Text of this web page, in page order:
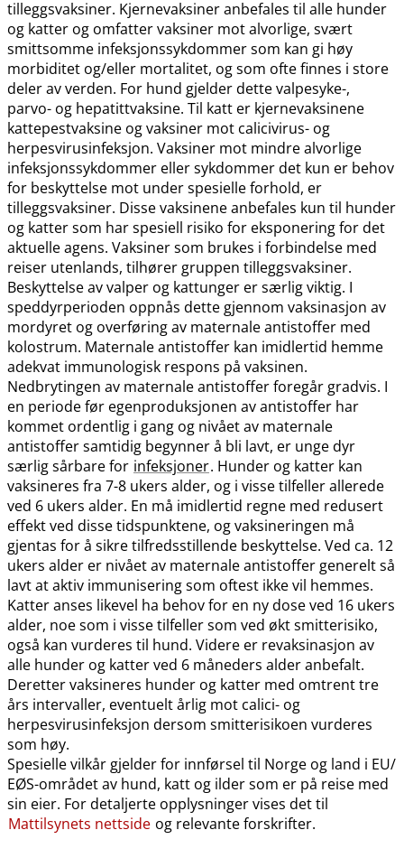
tilleggsvaksiner. Kjernevaksiner anbefales til alle hunder
og katter og omfatter vaksiner mot alvorlige, svært
smittsomme infeksjonssykdommer som kan gi høy
morbiditet og​/​eller mortalitet, og som ofte finnes i store
deler av verden. For hund gjelder dette valpesyke-,
parvo- og hepatittvaksine. Til katt er kjernevaksinene
kattepestvaksine og vaksiner mot calicivirus- og
herpesvirusinfeksjon. Vaksiner mot mindre alvorlige
infeksjonssykdommer eller sykdommer det kun er behov
for beskyttelse mot under spesielle forhold, er
tilleggsvaksiner. Disse vaksinene anbefales kun til hunder
og katter som har spesiell risiko for eksponering for det
aktuelle agens. Vaksiner som brukes i forbindelse med
reiser utenlands, tilhører gruppen tilleggsvaksiner.
Beskyttelse av valper og kattunger er særlig viktig. I
speddyrperioden oppnås dette gjennom vaksinasjon av
mordyret og overføring av maternale antistoffer med
kolostrum. Maternale antistoffer kan imidlertid hemme
adekvat immunologisk respons på vaksinen.
Nedbrytingen av maternale antistoffer foregår gradvis. I
en periode før egenproduksjonen av antistoffer har
kommet ordentlig i gang og nivået av maternale
antistoffer samtidig begynner å bli lavt, er unge dyr
særlig sårbare for infeksjoner. Hunder og katter kan
vaksineres fra 7-8 ukers alder, og i visse tilfeller allerede
ved 6 ukers alder. En må imidlertid regne med redusert
effekt ved disse tidspunktene, og vaksineringen må
gjentas for å sikre tilfredsstillende beskyttelse. Ved ca. 12
ukers alder er nivået av maternale antistoffer generelt så
lavt at aktiv immunisering som oftest ikke vil hemmes.
Katter anses likevel ha behov for en ny dose ved 16 ukers
alder, noe som i visse tilfeller som ved økt smitterisiko,
også kan vurderes til hund. Videre er revaksinasjon av
alle hunder og katter ved 6 måneders alder anbefalt.
Deretter vaksineres hunder og katter med omtrent tre
års intervaller, eventuelt årlig mot calici- og
herpesvirusinfeksjon dersom smitterisikoen vurderes
som høy.
Spesielle vilkår gjelder for innførsel til Norge og land i EU​/​
EØS-området av hund, katt og ilder som er på reise med
sin eier. For detaljerte opplysninger vises det til
Mattilsynets nettside og relevante forskrifter.